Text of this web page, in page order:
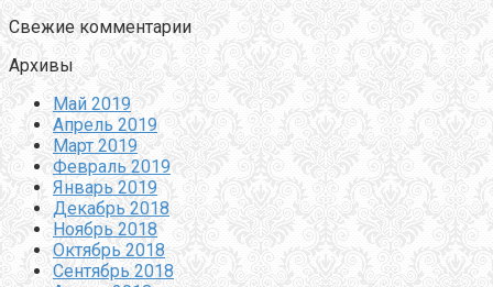
Свежие комментарии
Архивы
Май 2019
Апрель 2019
Март 2019
Февраль 2019
Январь 2019
Декабрь 2018
Ноябрь 2018
Октябрь 2018
Сентябрь 2018